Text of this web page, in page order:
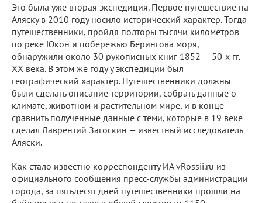
Это была уже вторая экспедиция. Первое путешествие на
Аляску в 2010 году носило исторический характер. Тогда
путешественники, пройдя полторы тысячи километров
по реке Юкон и побережью Берингова моря,
обнаружили около 30 рукописных книг 1852 — 50-х гг.
XX века. В этом же году у экспедиции был
географический характер. Путешественники должны
были сделать описание территории, собрать данные о
климате, животном и растительном мире, и в конце
сравнить полученные данные с теми, которые в 19 веке
сделал Лаврентий Загоскин — известный исследователь
Аляски.
Как стало известно корреспонденту ИА vRossii.ru из
официального сообщения пресс-службы администрации
города, за пятьдесят дней путешественники прошли на